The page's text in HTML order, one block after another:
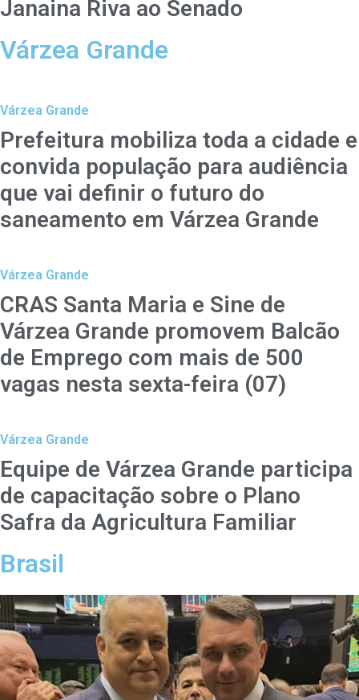
Janaina Riva ao Senado
Várzea Grande
Várzea Grande
Prefeitura mobiliza toda a cidade e
convida população para audiência
que vai definir o futuro do
saneamento em Várzea Grande
Várzea Grande
CRAS Santa Maria e Sine de
Várzea Grande promovem Balcão
de Emprego com mais de 500
vagas nesta sexta-feira (07)
Várzea Grande
Equipe de Várzea Grande participa
de capacitação sobre o Plano
Safra da Agricultura Familiar
Brasil